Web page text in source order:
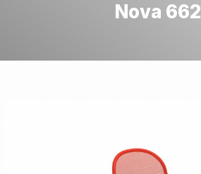
Nova 662